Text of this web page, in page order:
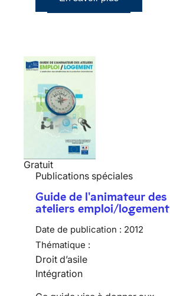
Gratuit
Publications spéciales
Guide de l'animateur des
ateliers emploi/logement
Date de publication : 2012
Thématique :
Droit d’asile
Intégration